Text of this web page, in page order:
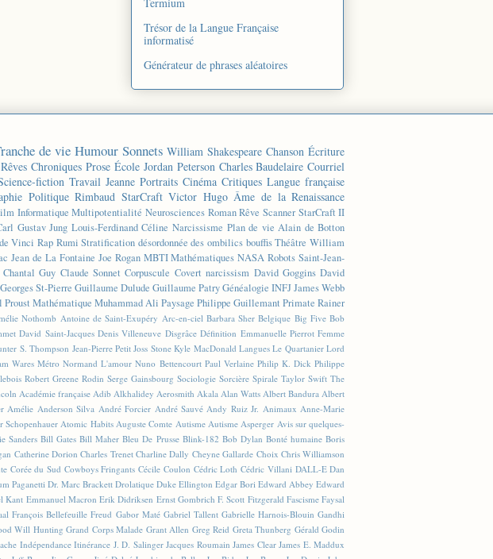
Trésor de la Langue Française
informatisé
Générateur de phrases aléatoires
de vie Humour Sonnets William Shakespeare Chanson Écriture
Rêves Chroniques Prose École Jordan Peterson Charles Baudelaire Courriel
fiction Travail Jeanne Portraits Cinéma Critiques Langue française
Politique Rimbaud StarCraft Victor Hugo Âme de la Renaissance
Informatique Multipotentialité Neurosciences Roman Rêve Scanner StarCraft II
Gustav Jung Louis-Ferdinand Céline Narcissisme Plan de vie Alain de Botton
Vinci Rap Rumi Stratification désordonnée des ombilics bouffis Théâtre William
Jean de La Fontaine Joe Rogan MBTI Mathématiques NASA Robots Saint-Jean-
Chantal Guy Claude Sonnet Corpuscule Covert narcissism David Goggins David
Georges St-Pierre Guillaume Dulude Guillaume PatryGénéalogie INFJJames Webb
Proust Mathématique Muhammad Ali Paysage Philippe Guillemant Primate Rainer
Nothomb Antoine de Saint-Exupéry Arc-en-ciel Barbara Sher Belgique Big Five Bob
David Saint-Jacques Denis Villeneuve Disgrâce Définition Emmanuelle Pierrot Femme
S. Thompson Jean-Pierre Petit Joss Stone Kyle MacDonald Langues Le Quartanier Lord
Wares Métro Normand L'amour Nuno Bettencourt Paul Verlaine Philip K. Dick Philippe
Robert Greene Rodin Serge Gainsbourg Sociologie Sorcière Spirale Taylor Swift The
Académie française Adib Alkhalidey Aerosmith Akala Alan Watts Albert Bandura Albert
Amélie Anderson Silva André Forcier André Sauvé Andy Ruiz Jr. Animaux Anne-Marie
Schopenhauer Atomic Habits Auguste Comte Autisme Autisme Asperger Avis sur quelques-
Sanders Bill Gates Bill Maher Bleu De Prusse Blink-182 Bob Dylan Bonté humaine Boris
Catherine Dorion Charles Trenet Charline Dally Cheyne Gallarde Choix Chris Williamson
Corée du Sud Cowboys Fringants Cécile Coulon Cédric Loth Cédric Villani DALL-E Dan
Paganetti Dr. Marc Brackett Drolatique Duke Ellington Edgar Bori Edward Abbey Edward
Kant Emmanuel Macron Erik Didriksen Ernst Gombrich F. Scott Fitzgerald Fascisme Faysal
François Bellefeuille Freud Gabor Maté Gabriel Tallent Gabrielle Harnois-Blouin Gandhi
Will Hunting Grand Corps Malade Grant Allen Greg Reid Greta Thunberg Gérald Godin
Indépendance Itinérance J. D. Salinger Jacques Roumain James Clear James E. Maddux